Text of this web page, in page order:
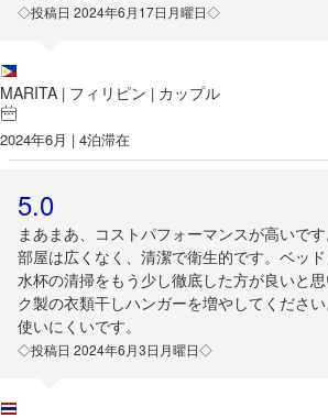
◇投稿日 2024年6月17日月曜日◇
MARITA | フィリピン | カップル
2024年6月 | 4泊滞在
5.0
まあまあ、コストパフォーマンスが高いです
部屋は広くなく、清潔で衛生的です。ベッド
水杯の清掃をもう少し徹底した方が良いと
ク製の衣類干しハンガーを増やしてくださ
使いにくいです。
◇投稿日 2024年6月3日月曜日◇